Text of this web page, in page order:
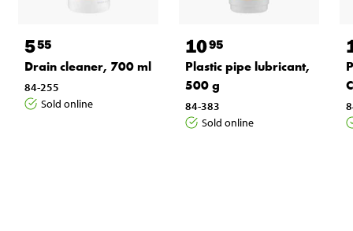
555
Drain cleaner, 700 ml
84-255
Sold online
1095
Plastic pipe lubricant,
500 g
84-383
Sold online